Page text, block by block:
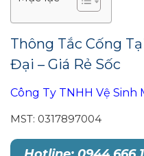
Thông Tắc Cống
Đại – Giá Rẻ Sốc
Công Ty TNHH Vệ Sinh
MST: 0317897004